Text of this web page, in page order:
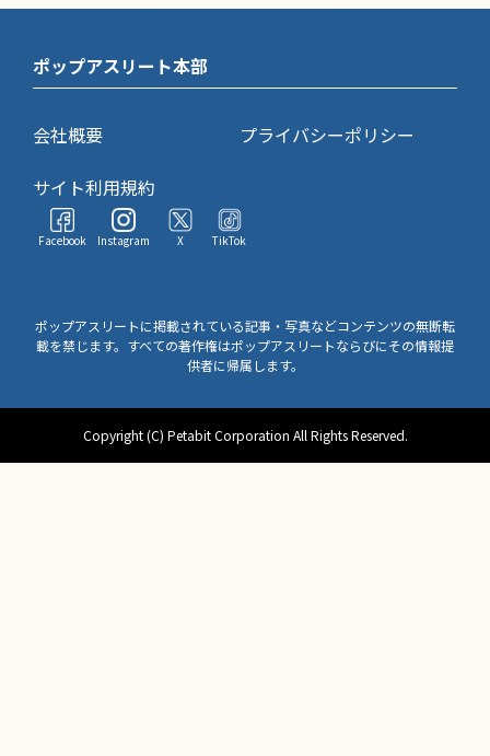
ポップアスリート本部
会社概要
プライバシーポリシー
サイト利用規約
Facebook Instagram X TikTok
ポップアスリートに掲載されている記事・写真などコンテンツの無断転
載を禁じます。すべての著作権はポップアスリートならびにその情報提
供者に帰属します。
Copyright (C) Petabit Corporation All Rights Reserved.